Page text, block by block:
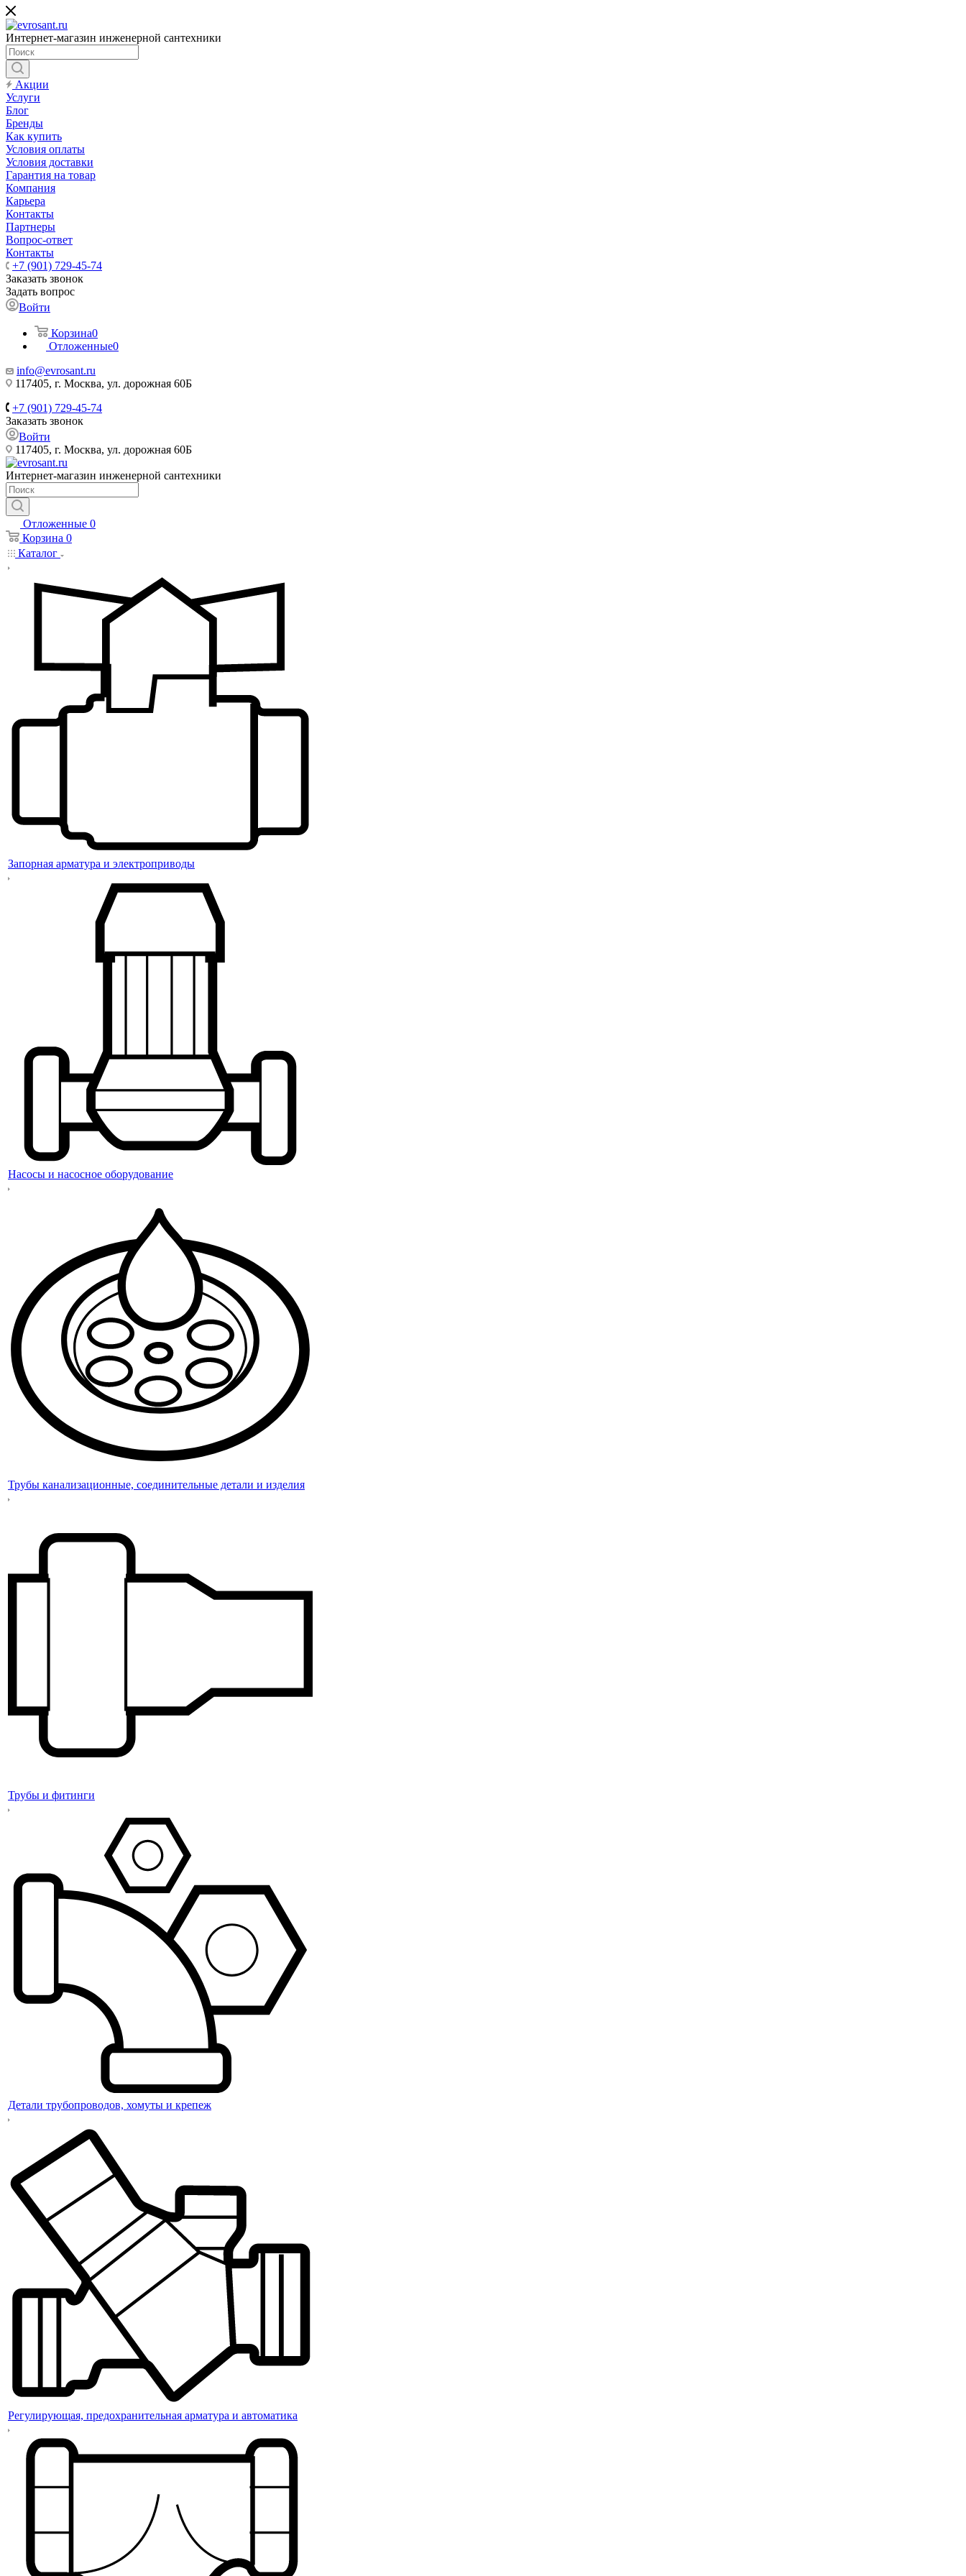
Интернет-магазин инженерной сантехники
Акции
Услуги
Блог
Бренды
Как купить
Условия оплаты
Условия доставки
Гарантия на товар
Компания
Карьера
Контакты
Партнеры
Вопрос-ответ
Контакты
+7 (901) 729-45-74
Заказать звонок
Задать вопрос
Войти
Корзина0
Отложенные0
info@evrosant.ru
117405, г. Москва, ул. дорожная 60Б
+7 (901) 729-45-74
Заказать звонок
Войти
117405, г. Москва, ул. дорожная 60Б
Интернет-магазин инженерной сантехники
Отложенные 0
Корзина 0
Каталог
Запорная арматура и электроприводы
Насосы и насосное оборудование
Трубы канализационные, соединительные детали и изделия
Трубы и фитинги
Детали трубопроводов, хомуты и крепеж
Регулирующая, предохранительная арматура и автоматика